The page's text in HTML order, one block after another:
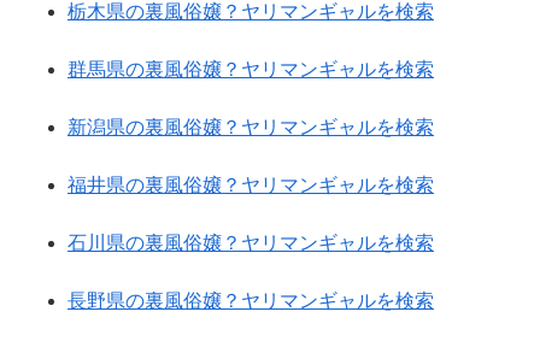
栃木県の裏風俗嬢？ヤリマンギャルを検索
群馬県の裏風俗嬢？ヤリマンギャルを検索
新潟県の裏風俗嬢？ヤリマンギャルを検索
福井県の裏風俗嬢？ヤリマンギャルを検索
石川県の裏風俗嬢？ヤリマンギャルを検索
長野県の裏風俗嬢？ヤリマンギャルを検索